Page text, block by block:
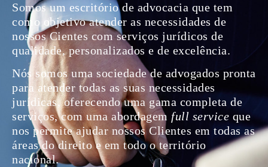
Somos um escritório de advocacia que tem
como objetivo atender as necessidades de
nossos Cientes com serviços jurídicos de
qualidade, personalizados e de excelência.
Nós somos uma sociedade de advogados pronta
para atender todas as suas necessidades
jurídicas, oferecendo uma gama completa de
serviços, com uma abordagem full service que
nos permite ajudar nossos Clientes em todas as
áreas do direito e em todo o território
nacional.